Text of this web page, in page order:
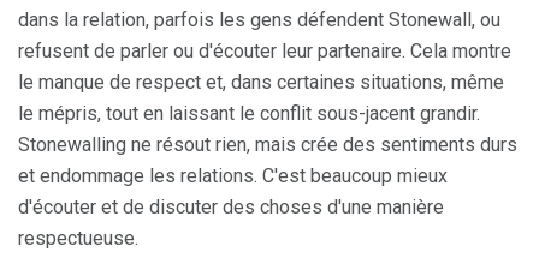
dans la relation, parfois les gens défendent Stonewall, ou
refusent de parler ou d'écouter leur partenaire. Cela montre
le manque de respect et, dans certaines situations, même
le mépris, tout en laissant le conflit sous-jacent grandir.
Stonewalling ne résout rien, mais crée des sentiments durs
et endommage les relations. C'est beaucoup mieux
d'écouter et de discuter des choses d'une manière
respectueuse.